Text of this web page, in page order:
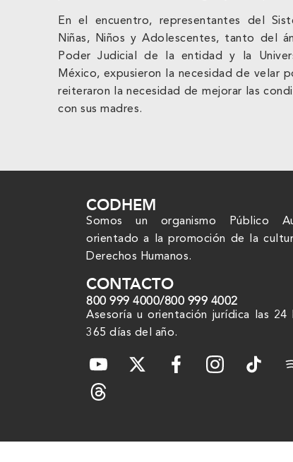
En el encuentro, representantes del
Niñas, Niños y Adolescentes, tanto del
Poder Judicial de la entidad y la
México, expusieron la necesidad de velar
reiteraron la necesidad de mejorar las
con sus madres.
CODHEM
Somos un organismo Público
orientado a la promoción de la
Derechos Humanos.
CONTACTO
800 999 4000/800 999 4002
Asesoría u orientación jurídica las 24
365 días del año.